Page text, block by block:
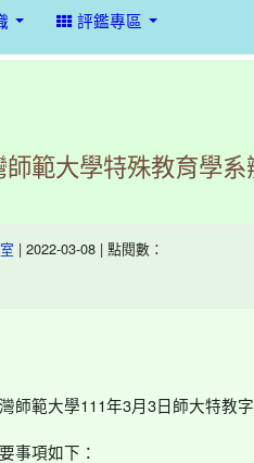
評鑑專區
範大學特殊教育學
| 2022-03-08 | 點閱數：
師範大學111年3月 3日師大特教
事項如下：